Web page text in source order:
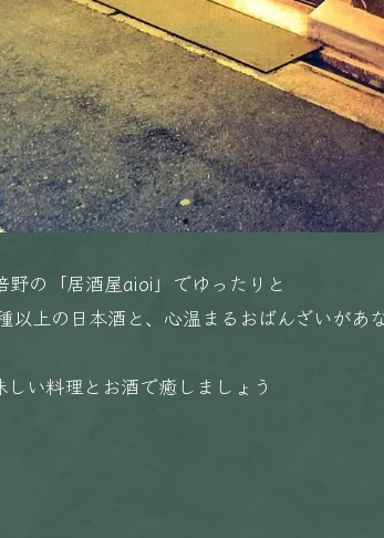
野の「居酒屋aioi」でゆったりと
以上の日本酒と、心温まるおばんざいがあ
い料理とお酒で癒しましょう